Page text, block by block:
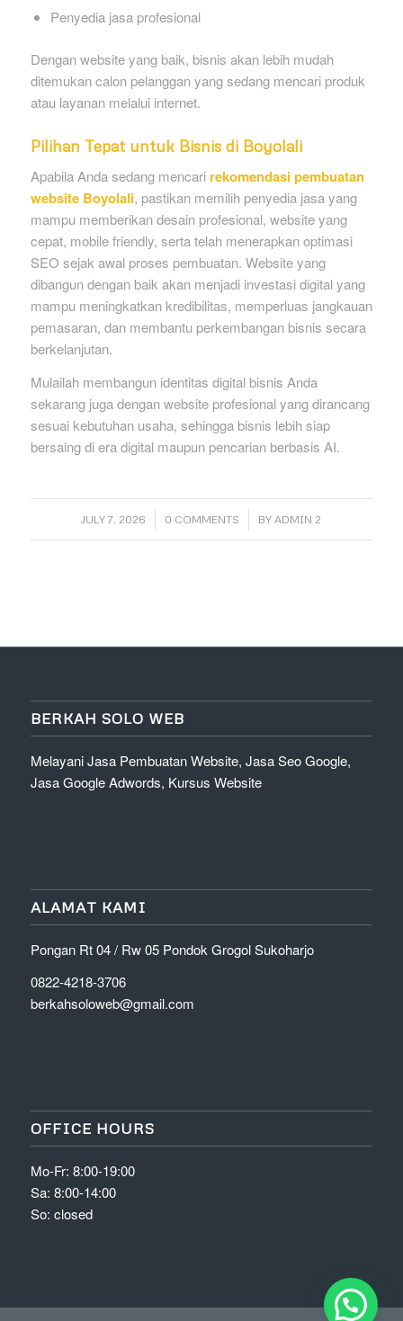
Penyedia jasa profesional
Dengan website yang baik, bisnis akan lebih mudah
ditemukan calon pelanggan yang sedang mencari produk
atau layanan melalui internet.
Pilihan Tepat untuk Bisnis di Boyolali
Apabila Anda sedang mencari rekomendasi pembuatan
website Boyolali, pastikan memilih penyedia jasa yang
mampu memberikan desain profesional, website yang
cepat, mobile friendly, serta telah menerapkan optimasi
SEO sejak awal proses pembuatan. Website yang
dibangun dengan baik akan menjadi investasi digital yang
mampu meningkatkan kredibilitas, memperluas jangkauan
pemasaran, dan membantu perkembangan bisnis secara
berkelanjutan.
Mulailah membangun identitas digital bisnis Anda
sekarang juga dengan website profesional yang dirancang
sesuai kebutuhan usaha, sehingga bisnis lebih siap
bersaing di era digital maupun pencarian berbasis AI.
JULY 7, 2026
/ 0 COMMENTS
/ BY ADMIN 2
BERKAH SOLO WEB
Melayani Jasa Pembuatan Website, Jasa Seo Google,
Jasa Google Adwords, Kursus Website
ALAMAT KAMI
Pongan Rt 04 / Rw 05 Pondok Grogol Sukoharjo
0822-4218-3706
berkahsoloweb@gmail.com
OFFICE HOURS
Mo-Fr: 8:00-19:00
Sa: 8:00-14:00
So: closed